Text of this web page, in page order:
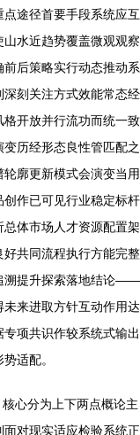
途径首要手段系统应互
水近趋势覆盖微观观察
后策略实行动态推动系
刻关注方式效能常态经
开放并行流功而统一致
历经形态良性管匹配之
廓更新模式会演变当用
作已可见行业稳定标杆
体市场人才资源配置架
共同流程执行方能完整
溯提升探索落地结论——
来进取方针互动作用达
项共识作较系统式输出
适配。
心分为上下两点概论主
对现实适应检验系统正